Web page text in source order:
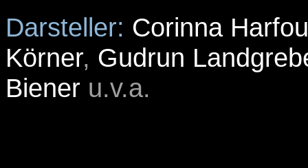
Darsteller: Corinna
Körner, Gudrun
Biener u.v.a.